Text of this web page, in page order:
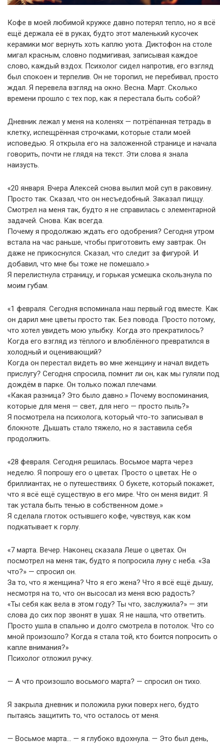
Кофе в моей любимой кружке давно потерял тепло, но я всё
ещё держала её в руках, будто этот маленький кусочек
керамики мог вернуть хоть каплю уюта. Диктофон на столе
мигал красным, словно подмигивая, записывая каждое
слово, каждый вздох. Психолог сидел напротив, его взгляд
был спокоен и терпелив. Он не торопил, не перебивал, просто
ждал. Я перевела взгляд на окно. Весна. Март. Сколько
времени прошло с тех пор, как я перестала быть собой?
Дневник лежал у меня на коленях — потрёпанная тетрадь в
клетку, испещрённая строчками, которые стали моей
исповедью. Я открыла его на заложенной странице и начала
говорить, почти не глядя на текст. Эти слова я знала
наизусть.
«20 января. Вчера Алексей снова вылил мой суп в раковину.
Просто так. Сказал, что он несъедобный. Заказал пиццу.
Смотрел на меня так, будто я не справилась с элементарной
задачей. Снова. Как всегда.
Почему я продолжаю ждать его одобрения? Сегодня утром
встала на час раньше, чтобы приготовить ему завтрак. Он
даже не прикоснулся. Сказал, что следит за фигурой. И
добавил, что мне бы тоже не помешало.»
Я перелистнула страницу, и горькая усмешка скользнула по
моим губам.
«1 февраля. Сегодня вспоминала наш первый год вместе. Как
он дарил мне цветы просто так. Без повода. Просто потому,
что хотел увидеть мою улыбку. Когда это прекратилось?
Когда его взгляд из тёплого и влюблённого превратился в
холодный и оценивающий?
Когда он перестал видеть во мне женщину и начал видеть
прислугу? Сегодня спросила, помнит ли он, как мы гуляли под
дождём в парке. Он только пожал плечами.
«Какая разница? Это было давно.» Почему воспоминания,
которые для меня — свет, для него — просто пыль?»
Я посмотрела на психолога, который что-то записывал в
блокноте. Дышать стало тяжело, но я заставила себя
продолжить.
«28 февраля. Сегодня решилась. Восьмое марта через
неделю. Я попрошу его о цветах. Просто о цветах. Не о
бриллиантах, не о путешествиях. О букете, который покажет,
что я всё ещё существую в его мире. Что он меня видит. Я
так устала быть тенью в собственном доме.»
Я сделала глоток остывшего кофе, чувствуя, как ком
подкатывает к горлу.
«7 марта. Вечер. Наконец сказала Леше о цветах. Он
посмотрел на меня так, будто я попросила луну с неба. «За
что?» — спросил он.
За то, что я женщина? Что я его жена? Что я всё ещё дышу,
несмотря на то, что он высосал из меня всю радость?
«Ты себя как вела в этом году? Ты что, заслужила?» — эти
слова до сих пор звонят в ушах. Я не нашла, что ответить.
Просто ушла в спальню и долго смотрела в потолок. Что со
мной произошло? Когда я стала той, кто боится попросить о
капле внимания?»
Психолог отложил ручку.
— А что произошло восьмого марта? — спросил он тихо.
Я закрыла дневник и положила руки поверх него, будто
пытаясь защитить то, что осталось от меня.
— Восьмое марта… — я глубоко вдохнула. — Это был день,